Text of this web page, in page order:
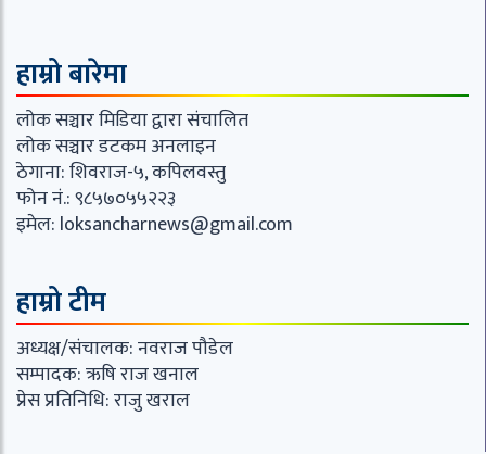
हाम्रो बारेमा
लोक सञ्चार मिडिया द्वारा संचालित
लोक सञ्चार डटकम अनलाइन
ठेगाना: शिवराज-५, कपिलवस्तु
फोन नं.: ९८५७०५५२२३
इमेल: loksancharnews@gmail.com
हाम्रो टीम
अध्यक्ष/संचालक: नवराज पौडेल
सम्पादक: ऋषि राज खनाल
प्रेस प्रतिनिधि: राजु खराल